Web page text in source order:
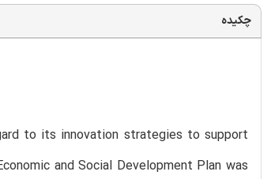
چکیده
to its innovation strategies to support
and Social Development Plan was